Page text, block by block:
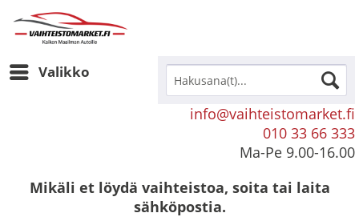
Valikko
info@vaihteistomarket.fi
010 33 66 333
Ma-Pe 9.00-16.00
Mikäli et löydä vaihteistoa, soita tai laita
sähköpostia.